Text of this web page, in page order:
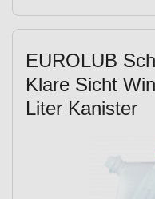
EUROLUB
Klare Sicht
Liter Kanister